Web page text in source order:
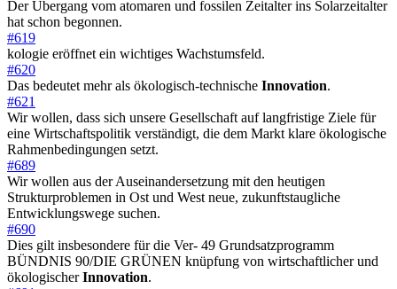
Der Übergang vom atomaren und fossilen Zeitalter ins Solarzeitalter
hat schon begonnen.
#619
kologie eröffnet ein wichtiges Wachstumsfeld.
#620
Das bedeutet mehr als ökologisch-technische Innovation.
#621
Wir wollen, dass sich unsere Gesellschaft auf langfristige Ziele für
eine Wirtschaftspolitik verständigt, die dem Markt klare ökologische
Rahmenbedingungen setzt.
#689
Wir wollen aus der Auseinandersetzung mit den heutigen
Strukturproblemen in Ost und West neue, zukunftstaugliche
Entwicklungswege suchen.
#690
Dies gilt insbesondere für die Ver- 49 Grundsatzprogramm
BÜNDNIS 90/DIE GRÜNEN knüpfung von wirtschaftlicher und
ökologischerInnovation.